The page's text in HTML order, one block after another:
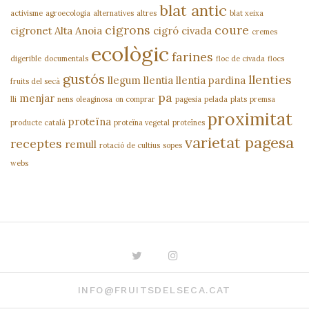
activisme agroecologia alternatives altres blat antic blat xeixa
cigronet Alta Anoia cigrons cigró civada coure cremes
digerible documentals ecològic farines floc de civada flocs
fruits del secà gustós llegum llentia llentia pardina llenties
lli menjar nens oleaginosa on comprar pa pagesia pelada plats premsa
producte català proteïna proteïna vegetal proteïnes proximitat
receptes remull rotació de cultius sopes varietat pagesa
webs
TwitterInstagram
INFO@FRUITSDELSECA.CAT